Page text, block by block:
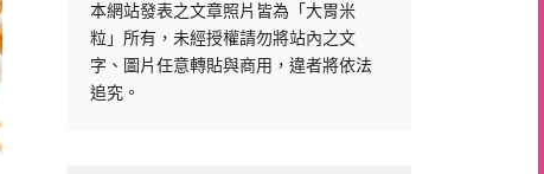
本網站發表之文章照片皆為「大胃米
粒」所有，未經授權請勿將站內之文
字、圖片任意轉貼與商用，違者將依法
追究。